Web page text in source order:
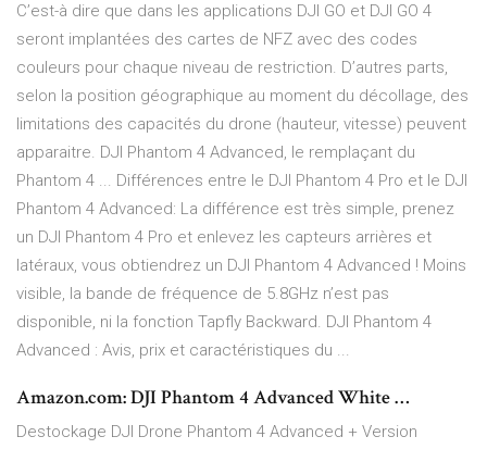
C’est-à dire que dans les applications DJI GO et DJI GO 4
seront implantées des cartes de NFZ avec des codes
couleurs pour chaque niveau de restriction. D’autres parts,
selon la position géographique au moment du décollage, des
limitations des capacités du drone (hauteur, vitesse) peuvent
apparaitre. DJI Phantom 4 Advanced, le remplaçant du
Phantom 4 ... Différences entre le DJI Phantom 4 Pro et le DJI
Phantom 4 Advanced: La différence est très simple, prenez
un DJI Phantom 4 Pro et enlevez les capteurs arrières et
latéraux, vous obtiendrez un DJI Phantom 4 Advanced ! Moins
visible, la bande de fréquence de 5.8GHz n’est pas
disponible, ni la fonction Tapfly Backward. DJI Phantom 4
Advanced : Avis, prix et caractéristiques du ...
Amazon.com: DJI Phantom 4 Advanced White …
Destockage DJI Drone Phantom 4 Advanced + Version